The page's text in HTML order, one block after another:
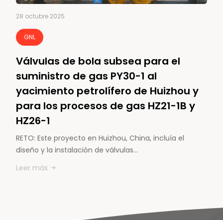
28 octubre 2025
GNL
Válvulas de bola subsea para el
suministro de gas PY30-1 al
yacimiento petrolífero de Huizhou y
para los procesos de gas HZ21-1B y
HZ26-1
RETO: Este proyecto en Huizhou, China, incluía el
diseño y la instalación de válvulas…
Leer más